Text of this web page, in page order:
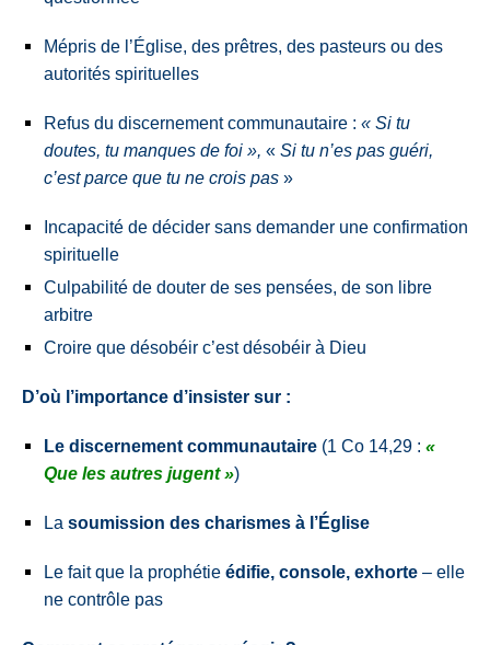
Mépris de l’Église, des prêtres, des pasteurs ou des
autorités spirituelles
Refus du discernement communautaire : « Si tu
doutes, tu manques de foi », « Si tu n’es pas guéri,
c’est parce que tu ne crois pas »
Incapacité de décider sans demander une confirmation
spirituelle
Culpabilité de douter de ses pensées, de son libre
arbitre
Croire que désobéir c’est désobéir à Dieu
D’où l’importance d’insister sur :
Le discernement communautaire (1 Co 14,29 : «
Que les autres jugent »)
La soumission des charismes à l’Église
Le fait que la prophétie édifie, console, exhorte – elle
ne contrôle pas